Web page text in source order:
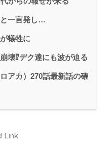
一言発し…
犠牲に
壊⁉︎デク達にも波が迫る
アカ）270話最新話の確
Link